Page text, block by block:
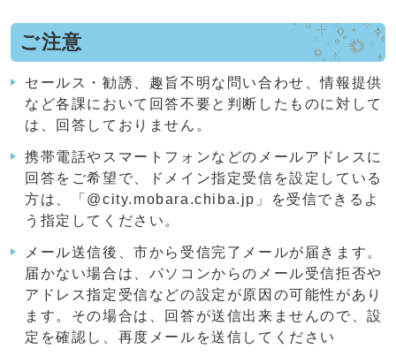
ご注意
セールス・勧誘、趣旨不明な問い合わせ、情報提供
など各課において回答不要と判断したものに対して
は、回答しておりません。
携帯電話やスマートフォンなどのメールアドレスに
回答をご希望で、ドメイン指定受信を設定している
方は、「@city.mobara.chiba.jp」を受信できるよ
う指定してください。
メール送信後、市から受信完了メールが届きます。
届かない場合は、パソコンからのメール受信拒否や
アドレス指定受信などの設定が原因の可能性があり
ます。その場合は、回答が送信出来ませんので、設
定を確認し、再度メールを送信してください